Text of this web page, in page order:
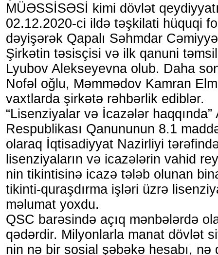
MÜƏSSİSƏSİ kimi dövlət
02.12.2020-ci ildə təşkilati hüquqi
dəyişərək Qapalı Səhmdar
Şirkətin təsisçisi və ilk qanuni
Lyubov Alekseyevna olub. Daha
Nofəl oğlu, Məmmədov Kamran
vaxtlarda şirkətə rəhbərlik ediblər.
“Lisenziyalar və İcazələr
Respublikası Qanununun 8.1
olaraq İqtisadiyyat Nazirliyi
lisenziyaların və icazələrin vahid
nin tikintisinə icazə tələb olunan
tikinti-quraşdırma işləri üzrə
məlumat yoxdu.
QSC barəsində açıq mənbələrdə
qədərdir. Milyonlarla manat dövlət
nin nə bir sosial şəbəkə hesabı, nə